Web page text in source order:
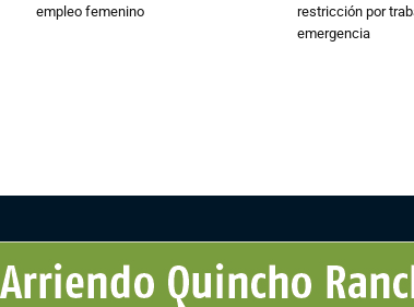
empleo femenino
restricción por
emergencia